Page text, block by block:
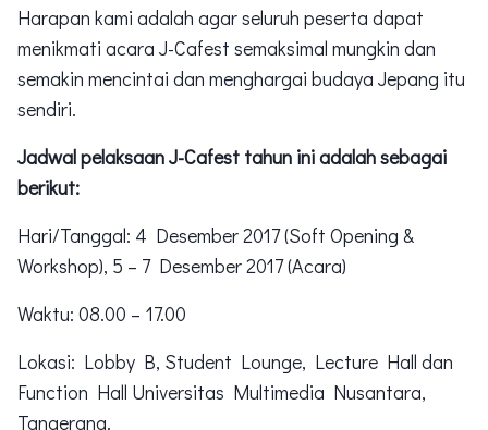
Harapan kami adalah agar seluruh peserta dapat
menikmati acara J-Cafest semaksimal mungkin dan
semakin mencintai dan menghargai budaya Jepang itu
sendiri.
Jadwal pelaksaan J-Cafest tahun ini adalah sebagai
berikut:
Hari/Tanggal: 4 Desember 2017 (Soft Opening &
Workshop), 5 – 7 Desember 2017 (Acara)
Waktu: 08.00 – 17.00
Lokasi: Lobby B, Student Lounge, Lecture Hall dan
Function Hall Universitas Multimedia Nusantara,
Tangerang.